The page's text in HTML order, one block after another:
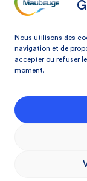
Nous utilisons des
navigation et de
accepter ou refuser
moment.
Articles à la
Mon espace
Mon avis,
NOS